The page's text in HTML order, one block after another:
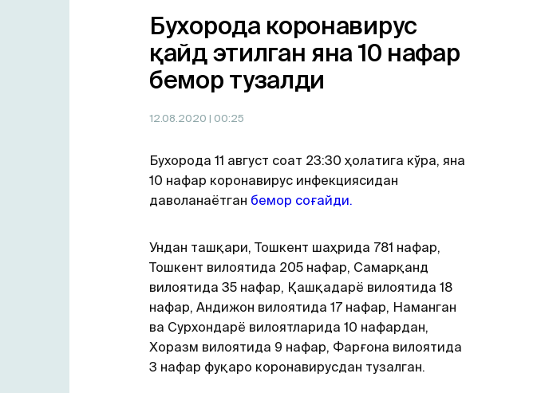
Бухорода коронавирус
қайд этилган яна 10 нафар
бемор тузалди
12.08.2020 | 00:25
Бухорода 11 август соат 23:30 ҳолатига кўра, яна
10 нафар коронавирус инфекциясидан
даволанаётган бемор соғайди.
Ундан ташқари, Тошкент шаҳрида 781 нафар,
Тошкент вилоятида 205 нафар, Самарқанд
вилоятида 35 нафар, Қашқадарё вилоятида 18
нафар, Андижон вилоятида 17 нафар, Наманган
ва Сурхондарё вилоятларида 10 нафардан,
Хоразм вилоятида 9 нафар, Фарғона вилоятида
3 нафар фуқаро коронавирусдан тузалган.